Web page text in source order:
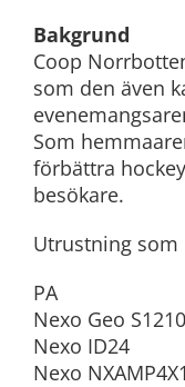
Bakgrund
Coop
som den även
Som
förbättra
besökare.
Utrustning som
PA
Nexo Geo
Nexo ID24
Nexo